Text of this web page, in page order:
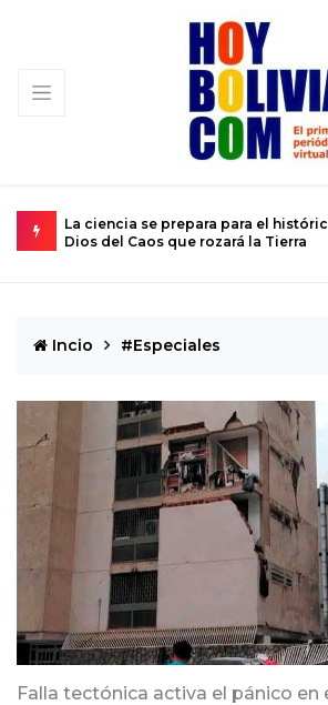
para el histórico sobrevuelo del
rozará la Tierra
El
de
Incio #Especiales
Falla tectónica activa el pánico en